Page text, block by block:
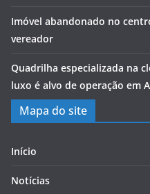
Imóvel abandonado no
vereador
Quadrilha especializada na
luxo é alvo de operação em
Mapa do site
Início
Notícias